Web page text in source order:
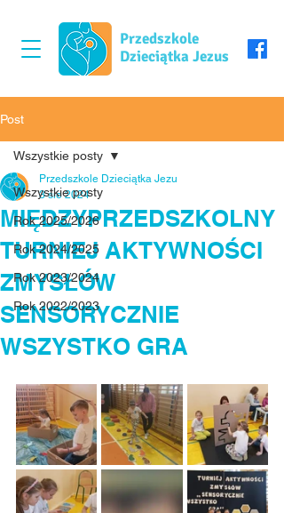
Przedszkole
Dzieciątka Jezus
Post
Wszystkie posty
Rok 2025/2026
Rok 2024/2025
Rok 2023/2024
Rok 2022/2023
Wszystkie posty
MIĘDZYPRZEDSZKOLNY
TURNIEJ AKTYWNOŚCI
ZMYSŁÓW
SENSORYCZNIE
WSZYSTKO GRA
Przedszkole Dzieciątka Jezu
3 sie 2024